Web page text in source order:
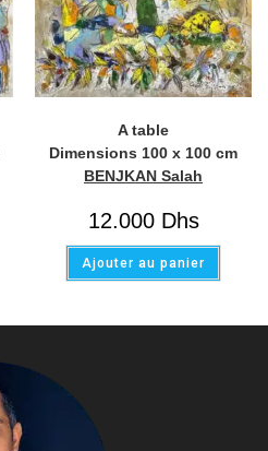
A table
Dimensions 100 x 100 cm
BENJKAN Salah
12.000Dhs
Ajouter au panier